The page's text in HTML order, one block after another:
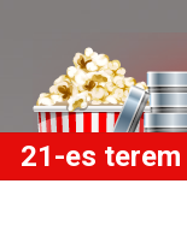
21-es terem